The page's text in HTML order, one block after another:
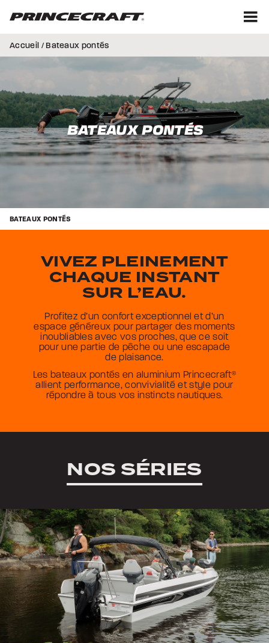
au
au
pageAccueil / Bateaux pontés
BATEAUX PONTÉS
BATEAUX PONTÉS
VIVEZ PLEINEMENT
CHAQUE INSTANT
SUR L’EAU.
Profitez d’un confort exceptionnel et d’un
espace généreux pour partager des moments
inoubliables avec vos proches, que ce soit
pour une partie de pêche ou une escapade
de plaisance.
Les bateaux pontés en aluminium Princecraft®
allient performance, convivialité et style pour
répondre à tous vos instincts nautiques.
NOS SÉRIES